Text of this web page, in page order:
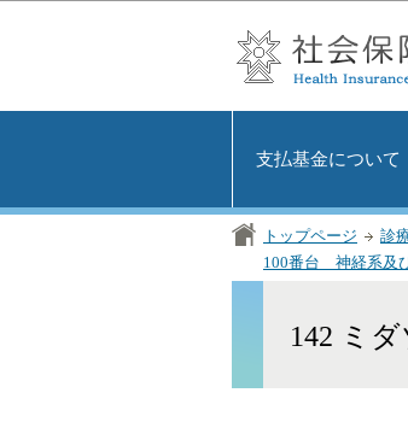
支払基金について
トップページ 診
100番台 神経系及
142 ミ